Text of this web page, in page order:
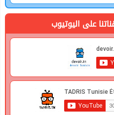
على اليوتيوب